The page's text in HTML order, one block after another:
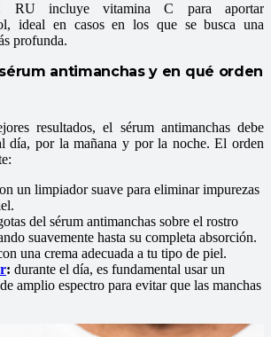
RU incluye vitamina C para aportar
ideal en casos en los que se busca una
profunda.
antimanchas y en qué orden
resultados, el sérum antimanchas debe
día, por la mañana y por la noche. El orden
un limpiador suave para eliminar impurezas
del sérum antimanchas sobre el rostro
suavemente hasta su completa absorción.
una crema adecuada a tu tipo de piel.
: durante el día, es fundamental usar un
amplio espectro para evitar que las manchas